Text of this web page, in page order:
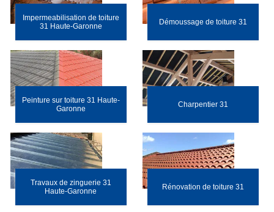
Impermeabilisation de toiture
31 Haute-Garonne
Démoussage de toiture 31
Peinture sur toiture 31 Haute-
Garonne
Charpentier 31
Travaux de zinguerie 31
Haute-Garonne
Rénovation de toiture 31